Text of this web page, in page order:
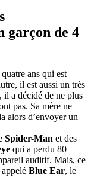
garçon de 4
ans qui est
il est aussi un très
il a décidé de ne plus
pas. Sa mère ne
alors d’envoyer un
Spider-Man et des
qui a perdu 80
auditif. Mais, ce
Blue Ear, le